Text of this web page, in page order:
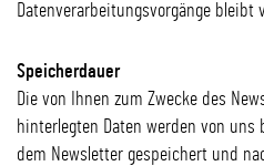
Datenverarbeitungsvorgänge
Speicherdauer
Die von Ihnen zum Zwecke des
hinterlegten Daten werden von uns
dem Newsletter gespeichert und